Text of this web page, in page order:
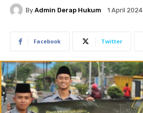
By Admin Derap Hukum 1 April 2024
Facebook Twitter